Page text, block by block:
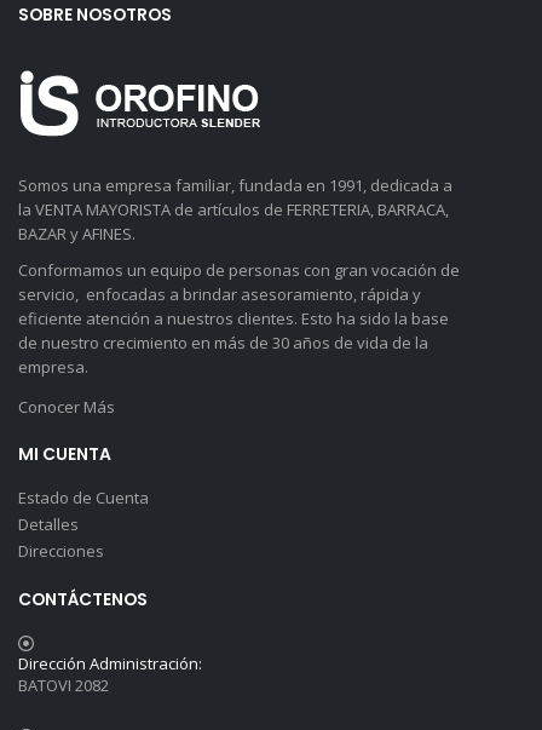
SOBRE NOSOTROS
Somos una empresa familiar, fundada en 1991, dedicada a
la VENTA MAYORISTA de artículos de FERRETERIA, BARRACA,
BAZAR y AFINES.
Conformamos un equipo de personas con gran vocación de
servicio, enfocadas a brindar asesoramiento, rápida y
eficiente atención a nuestros clientes. Esto ha sido la base
de nuestro crecimiento en más de 30 años de vida de la
empresa.
Conocer Más
MI CUENTA
Estado de Cuenta
Detalles
Direcciones
CONTÁCTENOS
Dirección Administración:
BATOVI 2082